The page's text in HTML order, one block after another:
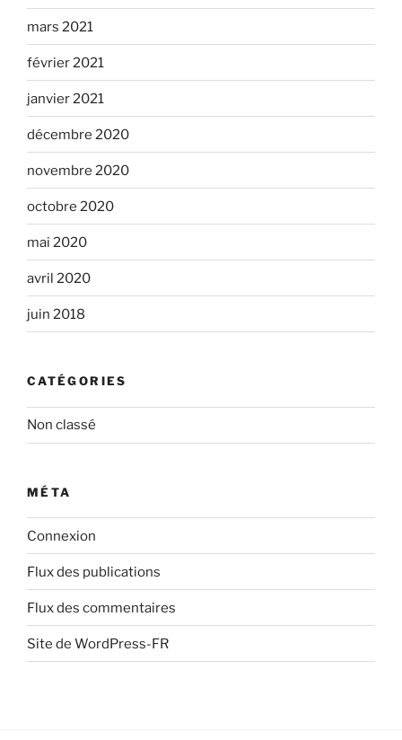
mars 2021
février 2021
janvier 2021
décembre 2020
novembre 2020
octobre 2020
mai 2020
avril 2020
juin 2018
CATÉGORIES
Non classé
MÉTA
Connexion
Flux des publications
Flux des commentaires
Site de WordPress-FR